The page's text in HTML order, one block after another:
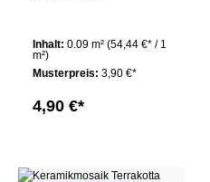
Inhalt: 0.09 m² (54,44 €* / 1
m²)
Musterpreis: 3,90 €*
4,90 €*